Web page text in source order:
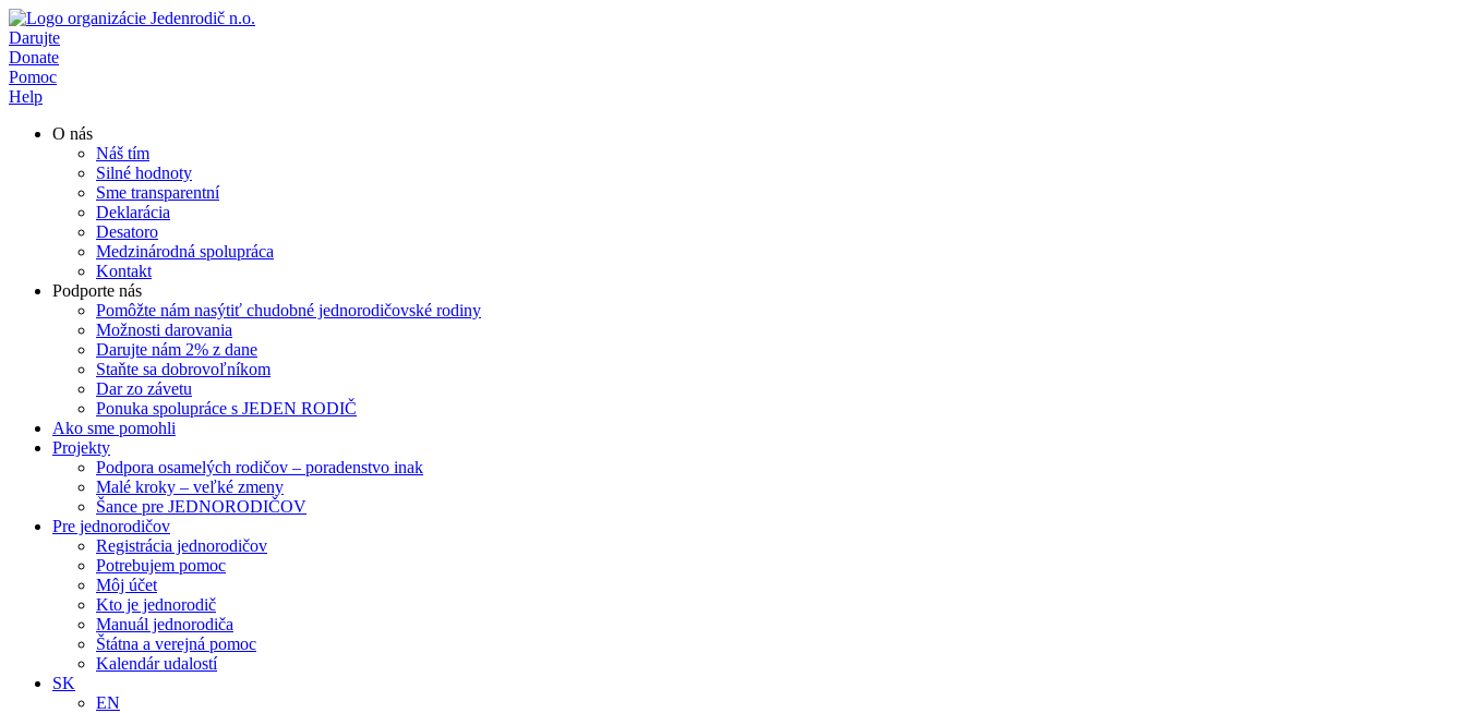
Preskočiť
na
obsah
Darujte
Donate
Pomoc
Help
O nás
Náš tím
Silné hodnoty
Sme transparentní
Deklarácia
Desatoro
Medzinárodná spolupráca
Kontakt
Podporte nás
Pomôžte nám nasýtiť chudobné jednorodičovské rodiny
Možnosti darovania
Darujte nám 2% z dane
Staňte sa dobrovoľníkom
Dar zo závetu
Ponuka spolupráce s JEDEN RODIČ
Ako sme pomohli
Projekty
Podpora osamelých rodičov – poradenstvo inak
Malé kroky – veľké zmeny
Šance pre JEDNORODIČOV
Pre jednorodičov
Registrácia jednorodičov
Potrebujem pomoc
Môj účet
Kto je jednorodič
Manuál jednorodiča
Štátna a verejná pomoc
Kalendár udalostí
SK
EN